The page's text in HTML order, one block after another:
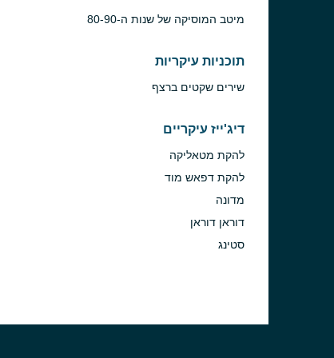
מיטב המוסיקה של שנות ה-80-90
תוכניות עיקריות
שירים שקטים ברצף
דיג'ייז עיקריים
להקת מטאליקה
להקת דפאש מוד
מדונה
דוראן דוראן
סטינג